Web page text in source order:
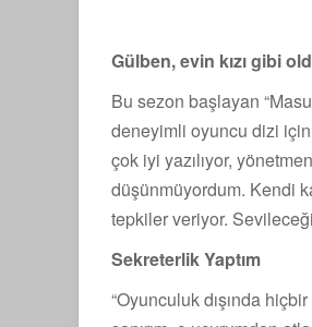
Gülben, evin kızı gibi
Bu sezon başlayan
deneyimli oyuncu dizi
çok iyi yazılıyor,
düşünmüyordum. Kendi
tepkiler veriyor.
Sekreterlik Yaptım
“Oyunculuk dışında